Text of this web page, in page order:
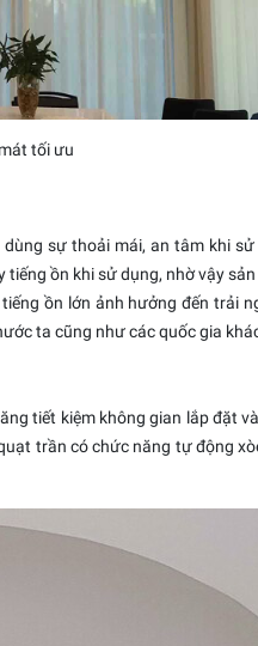
tối ưu
sự thoải mái, an tâm khi
ồn khi sử dụng, nhờ vậy
ồn lớn ảnh hưởng đến trải
ta cũng như các quốc gia
tiết kiệmkhông gian lắp đặt và
trần có chức năng tự động